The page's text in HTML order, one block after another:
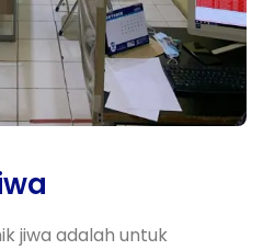
jiwa adalah untuk